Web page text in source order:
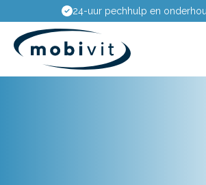
24-uur pechhulp en